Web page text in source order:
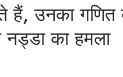
उनका गणित
नड्डा का हमला